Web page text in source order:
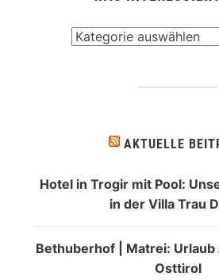
AKTUELLE
Hotel in Trogir mit Pool:
in der Villa Trau
Bethuberhof | Matrei: Urlaub
Osttirol